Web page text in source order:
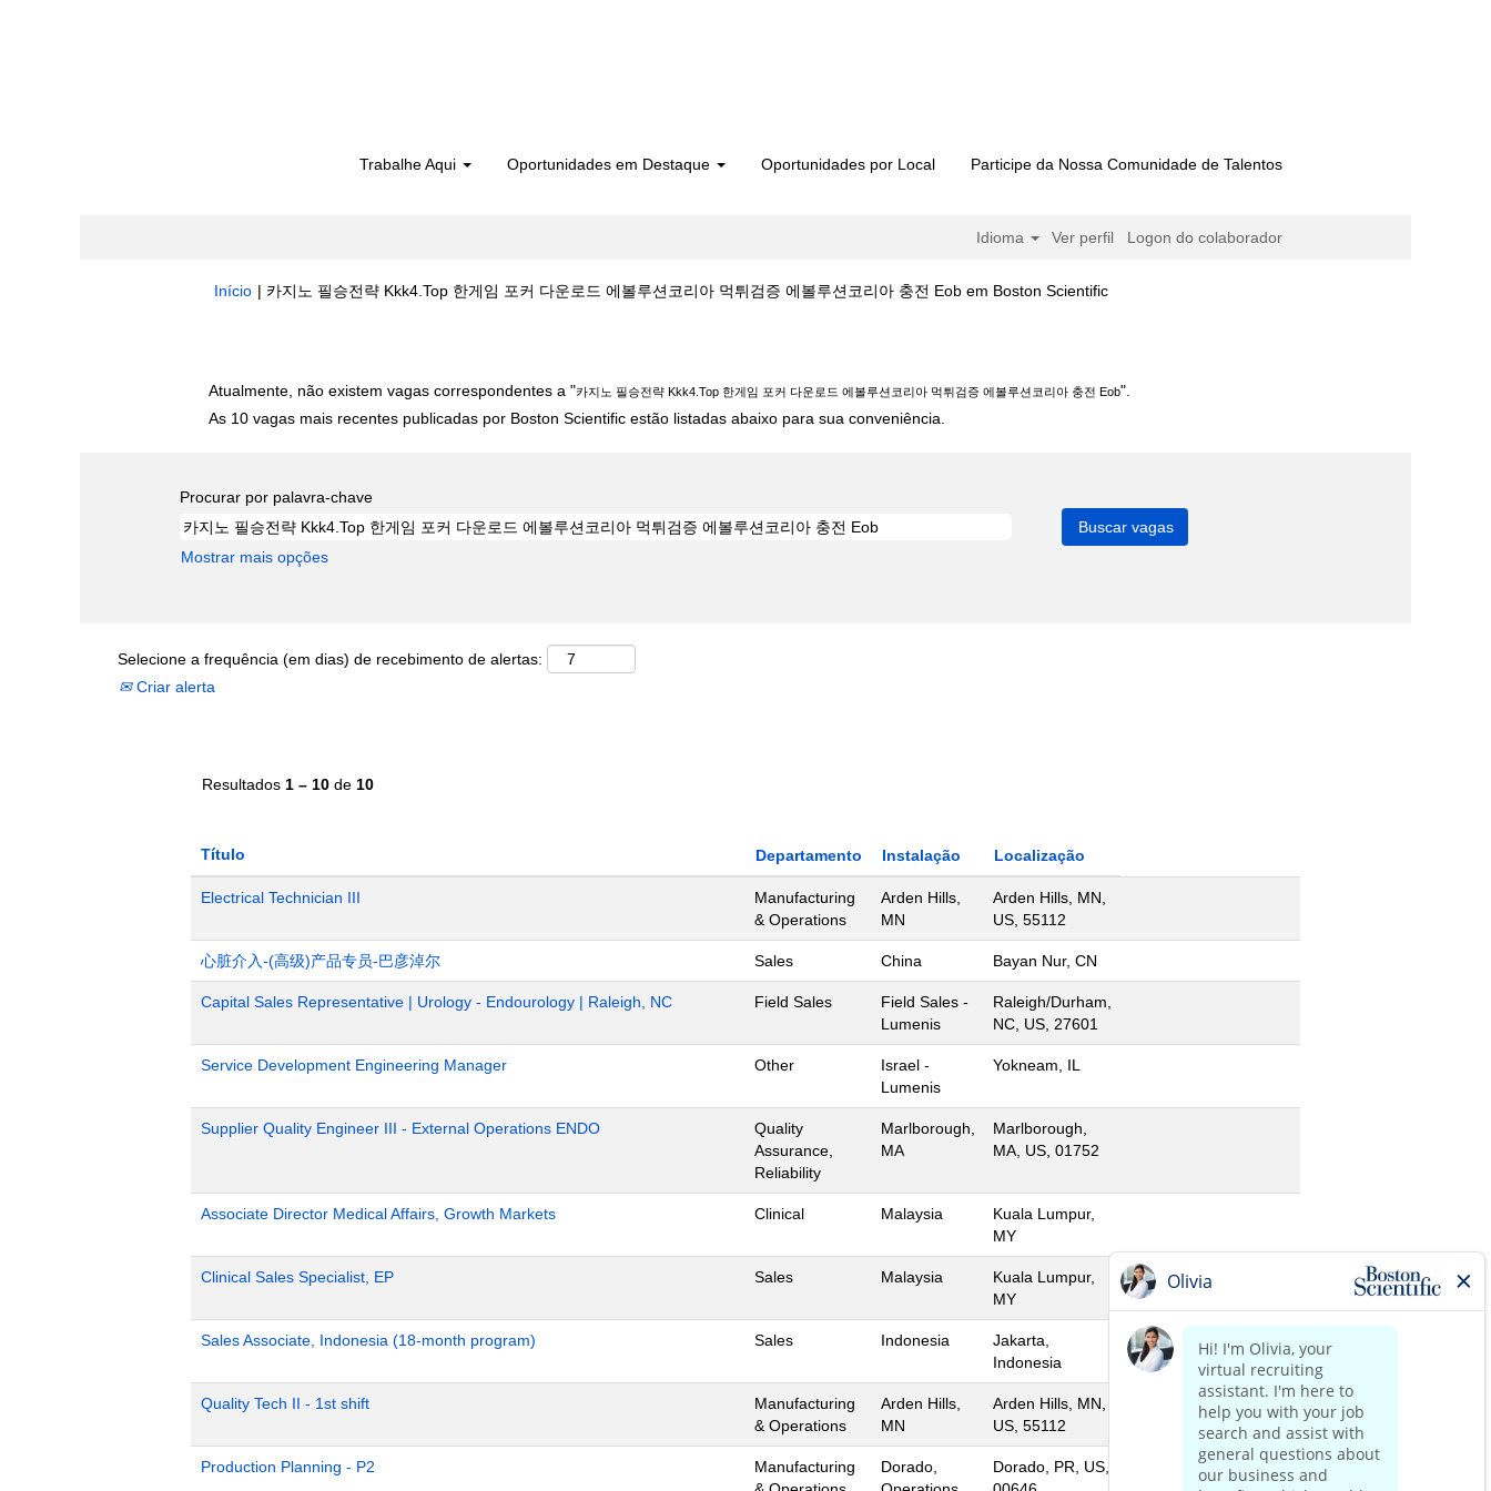
Trabalhe Aqui Oportunidades em Destaque Oportunidades por Local Participe da Nossa Comunidade de Talentos
Idioma Ver perfil Logon do colaborador
Início | 카지노 필승전략 Kkk4.Top 한게임 포커 다운로드 에볼루션코리아 먹튀검증 에볼루션코리아 충전 Eob em Boston Scientific(página
Atualmente, não existem vagas correspondentes a "카지노 필승전략 Kkk4.Top 한게임 포커 다운로드 에볼루션코리아 먹튀검증 에볼루션코리아 충전 Eob".
As 10 vagas mais recentes publicadas por Boston Scientific estão listadas abaixo para sua conveniência.
Procurar por palavra-chave
Mostrar mais opções
Selecione a frequência (em dias) de recebimento de alertas:
Criar alerta
Resultados 1 – 10 de 10
Título Departamento Instalação Localização
Electrical Technician III
Manufacturing
& Operations
Arden Hills,
MN
Arden Hills, MN,
US, 55112
心脏介入-(高级)产品专员-巴彦淖尔 Sales China Bayan Nur, CN
Capital Sales Representative | Urology - Endourology | Raleigh, NC Field Sales
Field Sales -
Lumenis
Raleigh/Durham,
NC, US, 27601
Service Development Engineering Manager Other
Israel -
Lumenis
Yokneam, IL
Supplier Quality Engineer III - External Operations ENDO
Quality
Assurance,
Reliability
Marlborough,
MA
Marlborough,
MA, US, 01752
Associate Director Medical Affairs, Growth Markets Clinical Malaysia
Kuala Lumpur,
MY
Clinical Sales Specialist, EP Sales Malaysia
Kuala Lumpur,
MY
Sales Associate, Indonesia (18-month program) Sales Indonesia
Jakarta,
Indonesia
Quality Tech II - 1st shift
Manufacturing
& Operations
Arden Hills,
MN
Arden Hills, MN,
US, 55112
Production Planning - P2
Manufacturing
Dorado,
Dorado, PR, US,